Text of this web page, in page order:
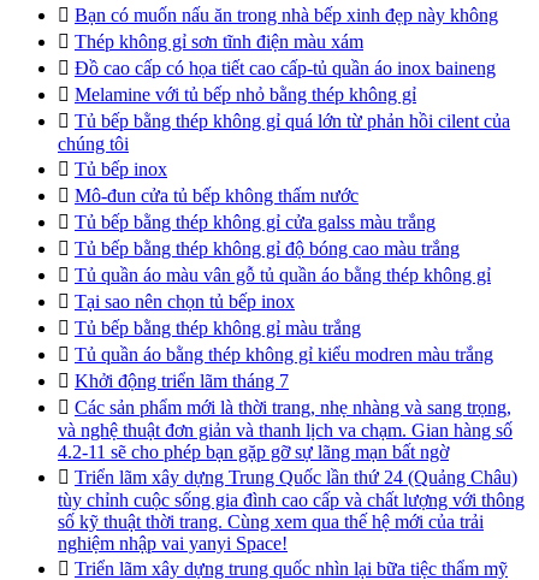
 Bạn có muốn nấu ăn trong nhà bếp xinh đẹp này không
 Thép không gỉ sơn tĩnh điện màu xám
 Đồ cao cấp có họa tiết cao cấp-tủ quần áo inox baineng
 Melamine với tủ bếp nhỏ bằng thép không gỉ
 Tủ bếp bằng thép không gỉ quá lớn từ phản hồi cilent của
chúng tôi
 Tủ bếp inox
 Mô-đun cửa tủ bếp không thấm nước
 Tủ bếp bằng thép không gỉ cửa galss màu trắng
 Tủ bếp bằng thép không gỉ độ bóng cao màu trắng
 Tủ quần áo màu vân gỗ tủ quần áo bằng thép không gỉ
 Tại sao nên chọn tủ bếp inox
 Tủ bếp bằng thép không gỉ màu trắng
 Tủ quần áo bằng thép không gỉ kiểu modren màu trắng
 Khởi động triển lãm tháng 7
 Các sản phẩm mới là thời trang, nhẹ nhàng và sang trọng,
và nghệ thuật đơn giản và thanh lịch va chạm. Gian hàng số
4.2-11 sẽ cho phép bạn gặp gỡ sự lãng mạn bất ngờ
 Triển lãm xây dựng Trung Quốc lần thứ 24 (Quảng Châu)
tùy chỉnh cuộc sống gia đình cao cấp và chất lượng với thông
số kỹ thuật thời trang. Cùng xem qua thế hệ mới của trải
nghiệm nhập vai yanyi Space!
 Triển lãm xây dựng trung quốc nhìn lại bữa tiệc thẩm mỹ